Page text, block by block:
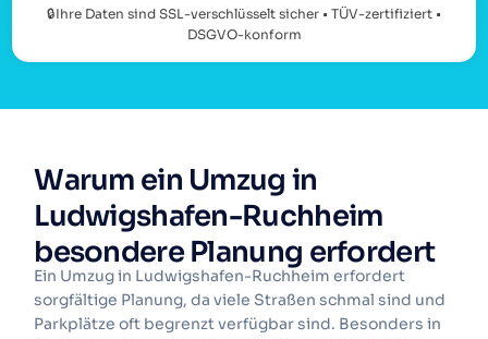
🔒Ihre Daten sind SSL-verschlüsselt sicher • TÜV-zertifiziert •
DSGVO-konform
Warum ein Umzug in
Ludwigshafen-Ruchheim
besondere Planung erfordert
Ein Umzug in Ludwigshafen-Ruchheim erfordert
sorgfältige Planung, da viele Straßen schmal sind und
Parkplätze oft begrenzt verfügbar sind. Besonders in